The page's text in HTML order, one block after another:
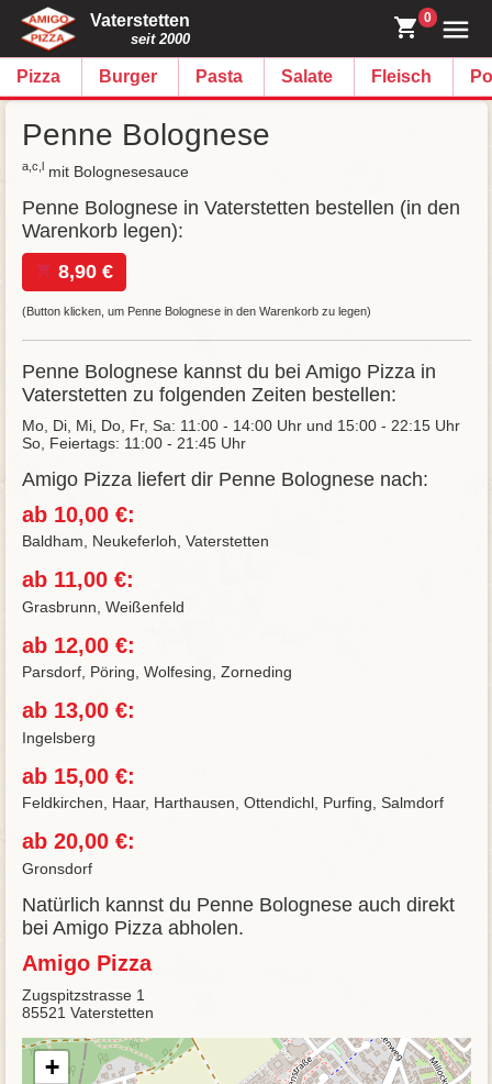
Vaterstetten
seit 2000
0
Pizza Burger Pasta Salate Fleisch
Penne Bolognese
a,c,l mit Bolognesesauce
Penne Bolognese in Vaterstetten bestellen (in den
Warenkorb legen):
8,90 €
(Button klicken, um Penne Bolognese in den Warenkorb zu legen)
Penne Bolognese kannst du bei Amigo Pizza in
Vaterstetten zu folgenden Zeiten bestellen:
Mo, Di, Mi, Do, Fr, Sa: 11:00 - 14:00 Uhr und 15:00 - 22:15 Uhr
So, Feiertags: 11:00 - 21:45 Uhr
Amigo Pizza liefert dir Penne Bolognese nach:
ab 10,00 €:
Baldham, Neukeferloh, Vaterstetten
ab 11,00 €:
Grasbrunn, Weißenfeld
ab 12,00 €:
Parsdorf, Pöring, Wolfesing, Zorneding
ab 13,00 €:
Ingelsberg
ab 15,00 €:
Feldkirchen, Haar, Harthausen, Ottendichl, Purfing, Salmdorf
ab 20,00 €:
Gronsdorf
Natürlich kannst du Penne Bolognese auch direkt
bei Amigo Pizza abholen.
Amigo Pizza
Zugspitzstrasse 1
85521 Vaterstetten
+